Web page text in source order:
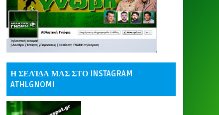
Η ΣΕΛΊΔΑ ΜΑΣ ΣΤΟ INSTAGRAM
ATHLGNOMI